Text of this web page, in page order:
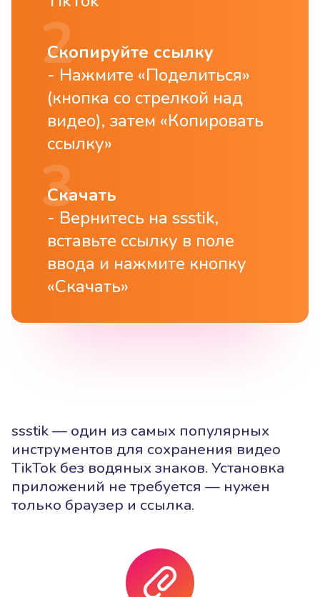
Скопируйте ссылку
Нажмите «Поделиться»
(кнопка со стрелкой над
видео), затем «Копировать
ссылку»
Скачать
Вернитесь на ssstik,
вставьте ссылку в поле
ввода и нажмите кнопку
«Скачать»
ssstik — один из самых популярных
инструментов для сохранения видео
TikTok без водяных знаков. Установка
приложений не требуется — нужен
только браузер и ссылка.